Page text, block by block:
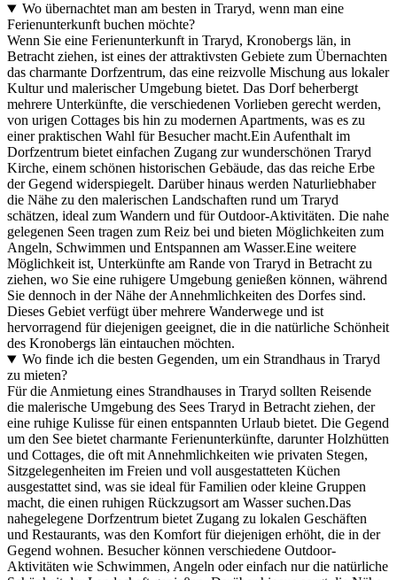
Wo übernachtet man am besten in Traryd, wenn man eine
Ferienunterkunft buchen möchte?
Wenn Sie eine Ferienunterkunft in Traryd, Kronobergs län, in
Betracht ziehen, ist eines der attraktivsten Gebiete zum Übernachten
das charmante Dorfzentrum, das eine reizvolle Mischung aus lokaler
Kultur und malerischer Umgebung bietet. Das Dorf beherbergt
mehrere Unterkünfte, die verschiedenen Vorlieben gerecht werden,
von urigen Cottages bis hin zu modernen Apartments, was es zu
einer praktischen Wahl für Besucher macht.Ein Aufenthalt im
Dorfzentrum bietet einfachen Zugang zur wunderschönen Traryd
Kirche, einem schönen historischen Gebäude, das das reiche Erbe
der Gegend widerspiegelt. Darüber hinaus werden Naturliebhaber
die Nähe zu den malerischen Landschaften rund um Traryd
schätzen, ideal zum Wandern und für Outdoor-Aktivitäten. Die nahe
gelegenen Seen tragen zum Reiz bei und bieten Möglichkeiten zum
Angeln, Schwimmen und Entspannen am Wasser.Eine weitere
Möglichkeit ist, Unterkünfte am Rande von Traryd in Betracht zu
ziehen, wo Sie eine ruhigere Umgebung genießen können, während
Sie dennoch in der Nähe der Annehmlichkeiten des Dorfes sind.
Dieses Gebiet verfügt über mehrere Wanderwege und ist
hervorragend für diejenigen geeignet, die in die natürliche Schönheit
des Kronobergs län eintauchen möchten.
Wo finde ich die besten Gegenden, um ein Strandhaus in Traryd
zu mieten?
Für die Anmietung eines Strandhauses in Traryd sollten Reisende
die malerische Umgebung des Sees Traryd in Betracht ziehen, der
eine ruhige Kulisse für einen entspannten Urlaub bietet. Die Gegend
um den See bietet charmante Ferienunterkünfte, darunter Holzhütten
und Cottages, die oft mit Annehmlichkeiten wie privaten Stegen,
Sitzgelegenheiten im Freien und voll ausgestatteten Küchen
ausgestattet sind, was sie ideal für Familien oder kleine Gruppen
macht, die einen ruhigen Rückzugsort am Wasser suchen.Das
nahegelegene Dorfzentrum bietet Zugang zu lokalen Geschäften
und Restaurants, was den Komfort für diejenigen erhöht, die in der
Gegend wohnen. Besucher können verschiedene Outdoor-
Aktivitäten wie Schwimmen, Angeln oder einfach nur die natürliche